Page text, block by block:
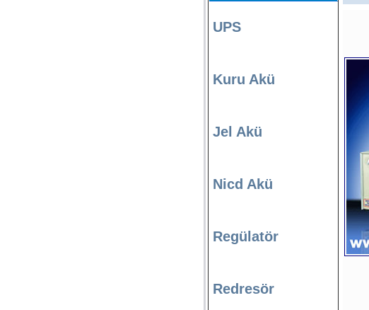
UPS
Kuru Akü
Jel Akü
Nicd Akü
Regülatör
Redresör